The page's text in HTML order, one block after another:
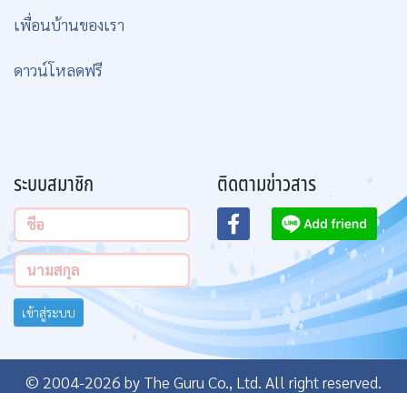
เพื่อนบ้านของเรา
ดาวน์โหลดฟรี
ระบบสมาชิก
เข้าสู่ระบบ
ติดตามข่าวสาร
© 2004-2026 by The Guru Co., Ltd. All right reserved.